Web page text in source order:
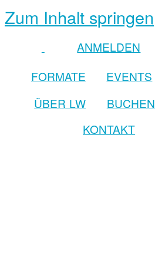
Zum Inhalt springen
ANMELDEN
FORMATE
EVENTS
ÜBER LW BUCHEN
KONTAKT